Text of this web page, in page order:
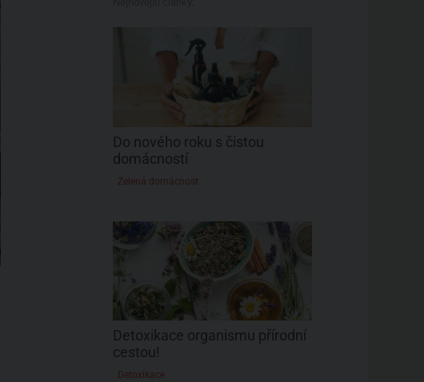
Do nového roku s čistou
domácností
Zelená domácnost
Detoxikace organismu přírodní
cestou!
Detoxikace